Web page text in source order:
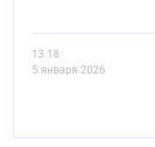
13.18
5 января 2026